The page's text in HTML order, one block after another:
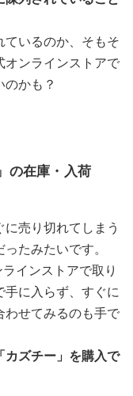
ているのか、そもそ
オンラインストアで
かも？
の在庫・入荷
売り切れてしまう
たみたいです。
インストアで取り
に入らず、すぐに
わせてみるのも手で
カズチー」を購入で